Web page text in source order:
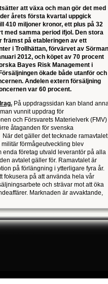
att växa och man gör det med
årets första kvartal uppgick
410 miljoner kronor, ett plus på 32
med samma period ifjol. Den stora
främst på etableringen av ett
i Trollhättan, förvärvet av Sörman
2012, och köpet av 70 procent
Bayes Risk Management i
ökade både utanför och
Andelen extern försäljning
var 60 procent.
På uppdragssidan kan bland
vunnit uppdrag för
och Försvarets Materielverk (FMV)
åtaganden för svenska
det gäller det tecknade ramavtalet
militär förmågeutveckling blev
enda företag utvald leverantör på alla
avtalet gäller för. Ramavtalet är
på förlängning i ytterligare fyra år.
fokusera på att använda hela vår
och strävar mot att öka
Marknaden är avvaktande,
planat ut, säger Combitechs VD
(EBIT) var 44 miljoner kronor, en